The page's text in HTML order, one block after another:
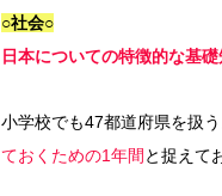
○社会○
日本についての特徴的な基
小学校でも47都道府県を扱う
ておくための1年間 と捉えて